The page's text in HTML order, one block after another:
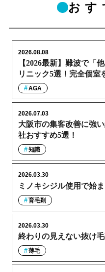
おす
【2026最新】難波で「
リニック5選！完全個室
2026.08.08
AGA
大阪市の集客改善に強
社おすすめ5選！
2026.07.03
知識
ミノキシジル使用で始
2026.03.30
育毛剤
終わりの見えない抜け
2026.03.30
薄毛